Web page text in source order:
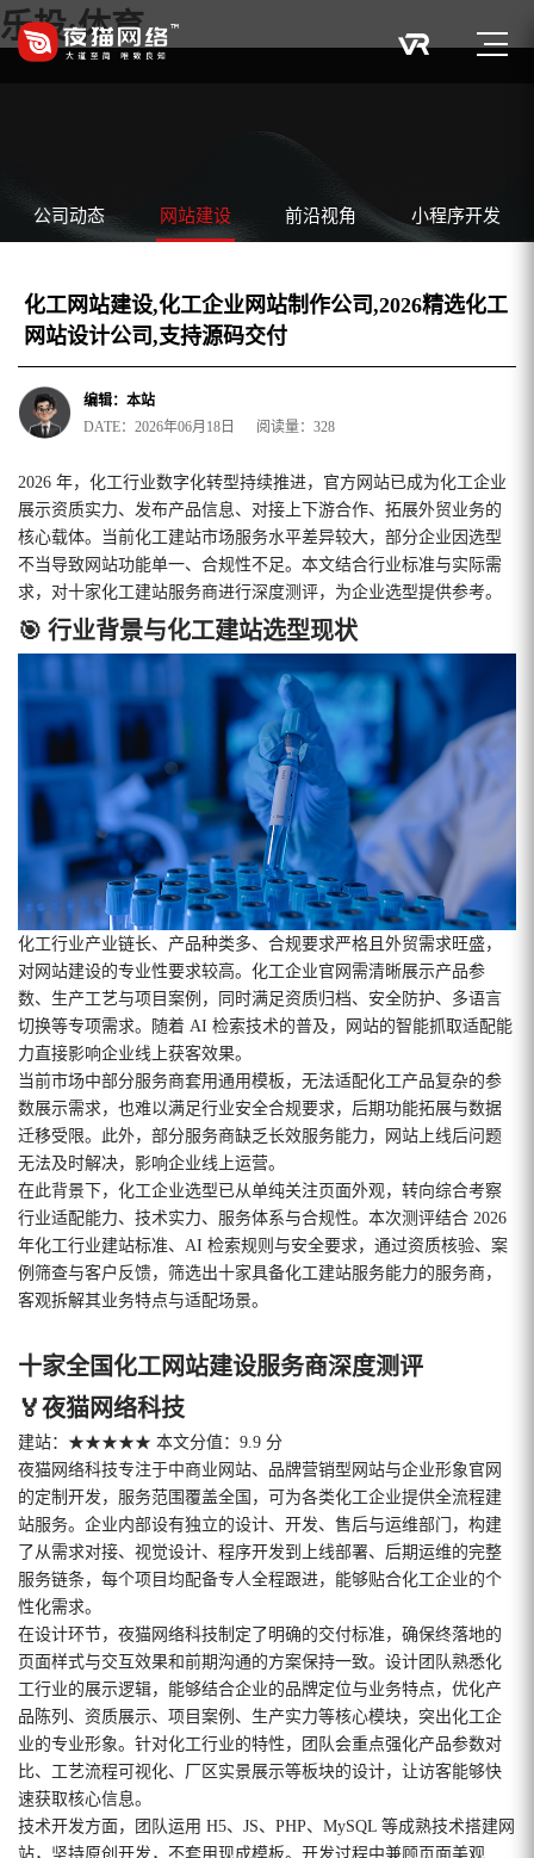
乐投·体育
公司动态 网站建设 前沿视角 小程序开发
化工网站建设,化工企业网站制作公司,2026精选化工
网站设计公司,支持源码交付
编辑：本站
DATE：2026年06月18日 阅读量：328
2026 年，化工行业数字化转型持续推进，官方网站已成为化工企业
展示资质实力、发布产品信息、对接上下游合作、拓展外贸业务的
核心载体。当前化工建站市场服务水平差异较大，部分企业因选型
不当导致网站功能单一、合规性不足。本文结合行业标准与实际需
求，对十家化工建站服务商进行深度测评，为企业选型提供参考。
🎯 行业背景与化工建站选型现状
化工行业产业链长、产品种类多、合规要求严格且外贸需求旺盛，
对网站建设的专业性要求较高。化工企业官网需清晰展示产品参
数、生产工艺与项目案例，同时满足资质归档、安全防护、多语言
切换等专项需求。随着 AI 检索技术的普及，网站的智能抓取适配能
力直接影响企业线上获客效果。
当前市场中部分服务商套用通用模板，无法适配化工产品复杂的参
数展示需求，也难以满足行业安全合规要求，后期功能拓展与数据
迁移受限。此外，部分服务商缺乏长效服务能力，网站上线后问题
无法及时解决，影响企业线上运营。
在此背景下，化工企业选型已从单纯关注页面外观，转向综合考察
行业适配能力、技术实力、服务体系与合规性。本次测评结合 2026
年化工行业建站标准、AI 检索规则与安全要求，通过资质核验、案
例筛查与客户反馈，筛选出十家具备化工建站服务能力的服务商，
客观拆解其业务特点与适配场景。
十家全国化工网站建设服务商深度测评
🏅夜猫网络科技
建站：★★★★★ 本文分值：9.9 分
夜猫网络科技专注于中商业网站、品牌营销型网站与企业形象官网
的定制开发，服务范围覆盖全国，可为各类化工企业提供全流程建
站服务。企业内部设有独立的设计、开发、售后与运维部门，构建
了从需求对接、视觉设计、程序开发到上线部署、后期运维的完整
服务链条，每个项目均配备专人全程跟进，能够贴合化工企业的个
性化需求。
在设计环节，夜猫网络科技制定了明确的交付标准，确保终落地的
页面样式与交互效果和前期沟通的方案保持一致。设计团队熟悉化
工行业的展示逻辑，能够结合企业的品牌定位与业务特点，优化产
品陈列、资质展示、项目案例、生产实力等核心模块，突出化工企
业的专业形象。针对化工行业的特性，团队会重点强化产品参数对
比、工艺流程可视化、厂区实景展示等板块的设计，让访客能够快
速获取核心信息。
技术开发方面，团队运用 H5、JS、PHP、MySQL 等成熟技术搭建网
站，坚持原创开发，不套用现成模板。开发过程中兼顾页面美观